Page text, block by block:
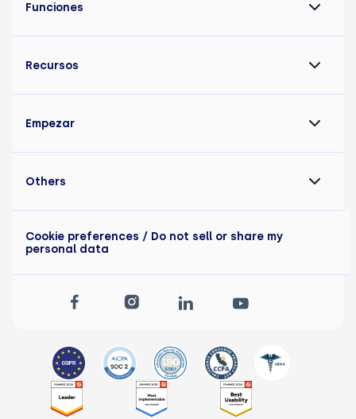
Funciones
Recursos
Empezar
Others
Cookie preferences / Do not sell or share my
personal data